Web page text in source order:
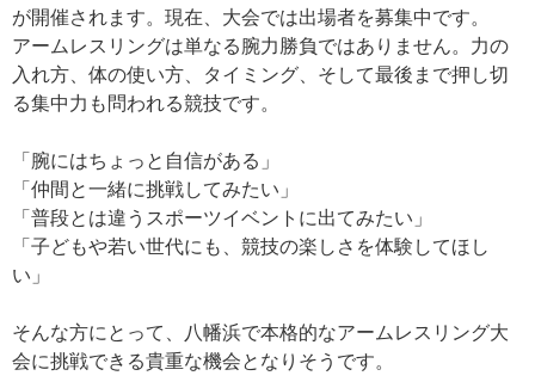
が開催されます。現在、大会では出場者を募集中です。
アームレスリングは単なる腕力勝負ではありません。力の
入れ方、体の使い方、タイミング、そして最後まで押し切
る集中力も問われる競技です。
「腕にはちょっと自信がある」
「仲間と一緒に挑戦してみたい」
「普段とは違うスポーツイベントに出てみたい」
「子どもや若い世代にも、競技の楽しさを体験してほし
い」
そんな方にとって、八幡浜で本格的なアームレスリング大
会に挑戦できる貴重な機会となりそうです。